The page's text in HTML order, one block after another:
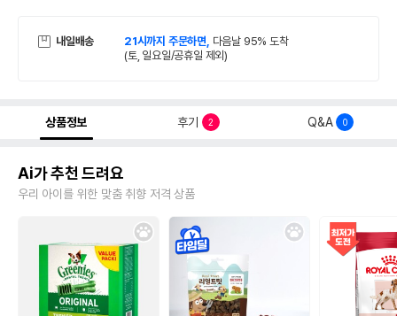
내일배송 21시까지 주문하면, 다음날 95% 도착
(토, 일요일/공휴일 제외)
상품정보 후기 2 Q&A 0
Ai가 추천 드려요
우리 아이를 위한 맞춤 취향 저격 상품